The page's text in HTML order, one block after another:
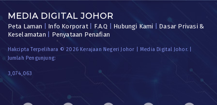
MEDIA DIGITAL JOHOR
Peta Laman Info Korporat| F.A.Q Hubungi Kami
Dasar Privasi &
Keselamatan
Penyataan Penafian
Hakcipta Terpelihara © 2026 Kerajaan Negeri Johor | Media Digital Johor. |
Jumlah Pengunjung:
3,074,063